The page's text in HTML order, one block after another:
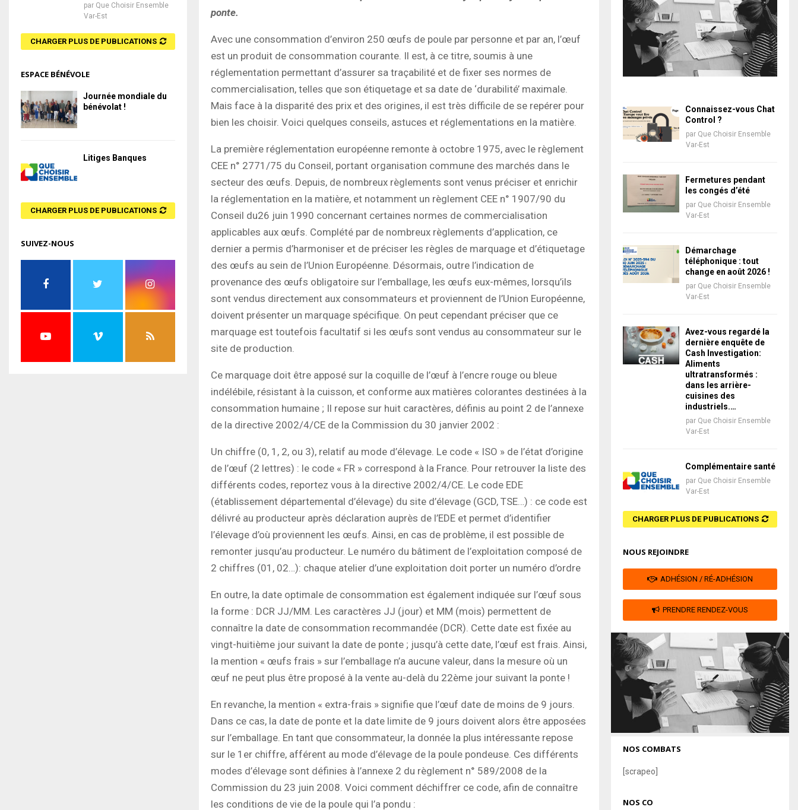
ponte.
Avec une consommation d’environ 250 œufs de poule par personne et par an, l’œuf
est un produit de consommation courante. Il est, à ce titre, soumis à une
réglementation permettant d’assurer sa traçabilité et de fixer ses normes de
commercialisation, telles que son étiquetage et sa date de ‘durabilité’ maximale.
Mais face à la disparité des prix et des origines, il est très difficile de se repérer pour
bien les choisir. Voici quelques conseils, astuces et réglementations en la matière.
La première réglementation européenne remonte à octobre 1975, avec le règlement
CEE n° 2771/75 du Conseil, portant organisation commune des marchés dans le
secteur des œufs. Depuis, de nombreux règlements sont venus préciser et enrichir
la réglementation en la matière, et notamment un règlement CEE n° 1907/90 du
Conseil du26 juin 1990 concernant certaines normes de commercialisation
applicables aux œufs. Complété par de nombreux règlements d’application, ce
dernier a permis d’harmoniser et de préciser les règles de marquage et d’étiquetage
des œufs au sein de l’Union Européenne. Désormais, outre l’indication de
provenance des œufs obligatoire sur l’emballage, les œufs eux-mêmes, lorsqu’ils
sont vendus directement aux consommateurs et proviennent de l’Union Européenne,
doivent présenter un marquage spécifique. On peut cependant préciser que ce
marquage est toutefois facultatif si les œufs sont vendus au consommateur sur le
site de production.
Ce marquage doit être apposé sur la coquille de l’œuf à l’encre rouge ou bleue
indélébile, résistant à la cuisson, et conforme aux matières colorantes destinées à la
consommation humaine ; Il repose sur huit caractères, définis au point 2 de l’annexe
de la directive 2002/4/CE de la Commission du 30 janvier 2002 :
Un chiffre (0, 1, 2, ou 3), relatif au mode d’élevage. Le code « ISO » de l’état d’origine
de l’œuf (2 lettres) : le code « FR » correspond à la France. Pour retrouver la liste des
différents codes, reportez vous à la directive 2002/4/CE. Le code EDE
(établissement départemental d’élevage) du site d’élevage (GCD, TSE…) : ce code est
délivré au producteur après déclaration auprès de l’EDE et permet d’identifier
l’élevage d’où proviennent les œufs. Ainsi, en cas de problème, il est possible de
remonter jusqu’au producteur. Le numéro du bâtiment de l’exploitation composé de
2 chiffres (01, 02…): chaque atelier d’une exploitation doit porter un numéro d’ordre
En outre, la date optimale de consommation est également indiquée sur l’œuf sous
la forme : DCR JJ/MM. Les caractères JJ (jour) et MM (mois) permettent de
connaître la date de consommation recommandée (DCR). Cette date est fixée au
vingt-huitième jour suivant la date de ponte ; jusqu’à cette date, l’œuf est frais. Ainsi,
la mention « œufs frais » sur l’emballage n’a aucune valeur, dans la mesure où un
œuf ne peut plus être proposé à la vente au-delà du 22ème jour suivant la ponte !
En revanche, la mention « extra-frais » signifie que l’œuf date de moins de 9 jours.
Dans ce cas, la date de ponte et la date limite de 9 jours doivent alors être apposées
sur l’emballage. En tant que consommateur, la donnée la plus intéressante repose
sur le 1er chiffre, afférent au mode d’élevage de la poule pondeuse. Ces différents
modes d’élevage sont définies à l’annexe 2 du règlement n° 589/2008 de la
Commission du 23 juin 2008. Voici comment déchiffrer ce code, afin de connaître
les conditions de vie de la poule qui l’a pondu :
par Que Choisir Ensemble
Var-Est
CHARGER PLUS DE PUBLICATIONS
ESPACE BÉNÉVOLE
Journée mondiale du
bénévolat !
Litiges Banques
CHARGER PLUS DE PUBLICATIONS
SUIVEZ-NOUS
Connaissez-vous Chat
Control ?
par Que Choisir Ensemble
Var-Est
Fermetures pendant
les congés d’été
par Que Choisir Ensemble
Var-Est
Démarchage
téléphonique : tout
change en août 2026 !
par Que Choisir Ensemble
Var-Est
Avez-vous regardé la
dernière enquête de
Cash Investigation:
Aliments
ultratransformés :
dans les arrière-
cuisines des
industriels.…
par Que Choisir Ensemble
Var-Est
Complémentaire santé
par Que Choisir Ensemble
Var-Est
CHARGER PLUS DE PUBLICATIONS
NOUS REJOINDRE
ADHÉSION / RÉ-ADHÉSION
PRENDRE RENDEZ-VOUS
NOS COMBATS
[scrapeo]
NOS CO